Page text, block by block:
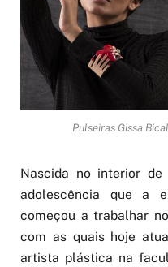
Pulseiras Gissa
Nascida no interior
adolescência que a
começou a trabalhar
com as quais hoje
artista plástica na